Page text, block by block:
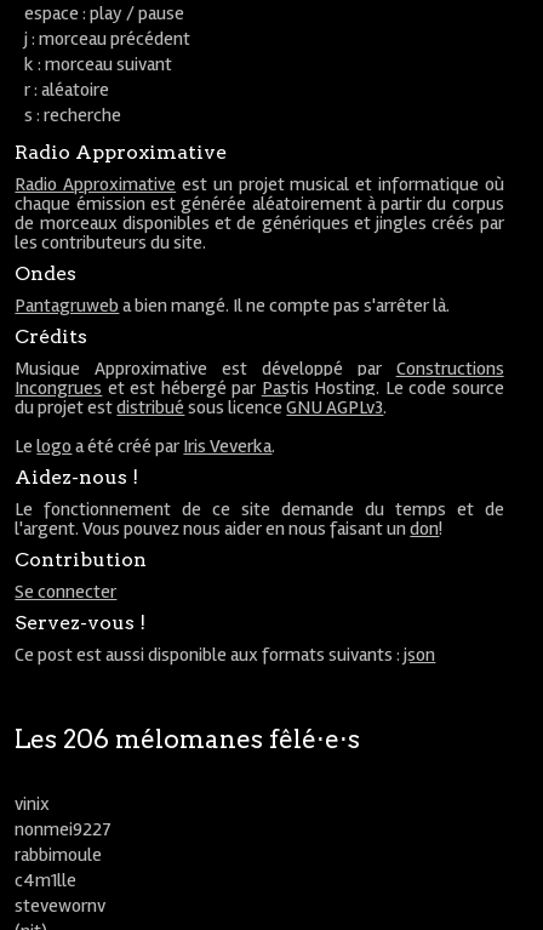
espace : play / pause
j : morceau précédent
k : morceau suivant
r : aléatoire
s : recherche
Radio Approximative
Radio Approximative est un projet musical et informatique où
chaque émission est générée aléatoirement à partir du corpus
de morceaux disponibles et de génériques et jingles créés par
les contributeurs du site.
Ondes
Pantagruweb a bien mangé. Il ne compte pas s'arrêter là.
Crédits
Musique Approximative est développé par Constructions
Incongrues et est hébergé par Pastis Hosting. Le code source
du projet estdistribué sous licenceGNU AGPLv3.
Lelogo a été créé par Iris Veverka.
Aidez-nous !
Le fonctionnement de ce site demande du temps et de
l'argent. Vous pouvez nous aider en nous faisant undon!
Contribution
Se connecter
Servez-vous !
Ce post est aussi disponible aux formats suivants :json
Les 206 mélomanes fêlé⋅e⋅s
vinix
nonmei9227
rabbimoule
c4m1lle
stevewornv